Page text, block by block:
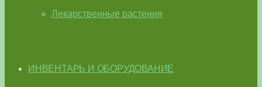
Лекарственные растения
ИНВЕНТАРЬ И ОБОРУДОВАНИЕ